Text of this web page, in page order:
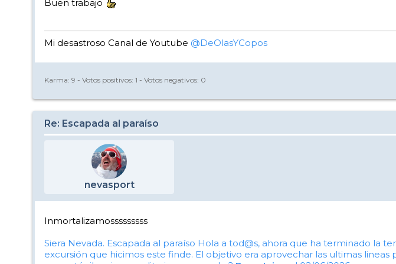
Buen trabajo
Mi desastroso Canal de Youtube @DeOlasYCopos
Karma: 9 - Votos positivos: 1 - Votos negativos: 0
Re: Escapada al paraíso
nevasport
Inmortalizamosssssssss
Siera Nevada. Escapada al paraíso Hola a tod@s, ahora que ha terminado la
excursión que hicimos este finde. El objetivo era aprovechar las ultimas